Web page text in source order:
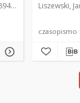
Red. Liszewski,
czasopismo